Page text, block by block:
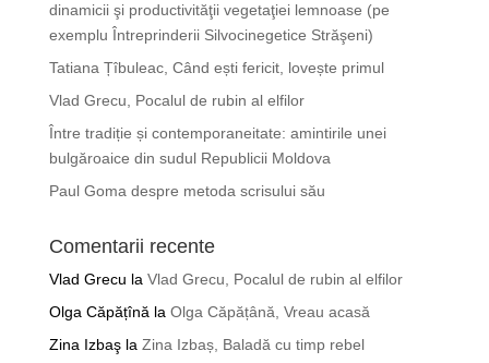
dinamicii şi productivităţii vegetaţiei lemnoase (pe
exemplu Întreprinderii Silvocinegetice Străşeni)
Tatiana Țîbuleac, Când ești fericit, lovește primul
Vlad Grecu, Pocalul de rubin al elfilor
Între tradiție și contemporaneitate: amintirile unei
bulgăroaice din sudul Republicii Moldova
Paul Goma despre metoda scrisului său
Comentarii recente
Vlad Grecu la Vlad Grecu, Pocalul de rubin al elfilor
Olga Căpățînă la Olga Căpățână, Vreau acasă
Zina Izbaşla Zina Izbaș, Baladă cu timp rebel